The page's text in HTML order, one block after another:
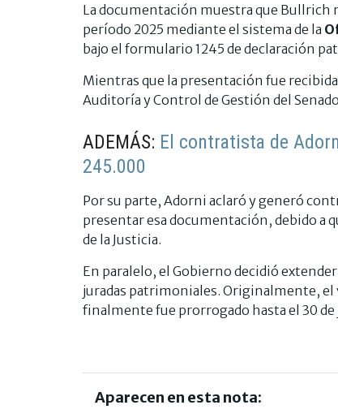
La documentación muestra que Bullrich
período 2025 mediante el sistema de la
bajo el formulario 1245 de declaración
Mientras que la presentación fue
Auditoría y Control de Gestión del
ADEMÁS: El contratista de
245.000
Por su parte, Adorni aclaró y generó
presentar esa documentación, debido a
de la Justicia.
En paralelo, el Gobierno decidió
juradas patrimoniales. Originalmente,
finalmente fue prorrogado hasta el 30
Aparecen en esta nota: